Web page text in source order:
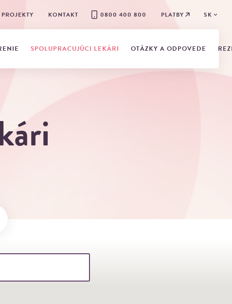
PROJEKTY KONTAKT 0800 400 800 PLATBY SK
SPOLUPRACUJÚCI LEKÁRI OTÁZKY A ODPOVEDE